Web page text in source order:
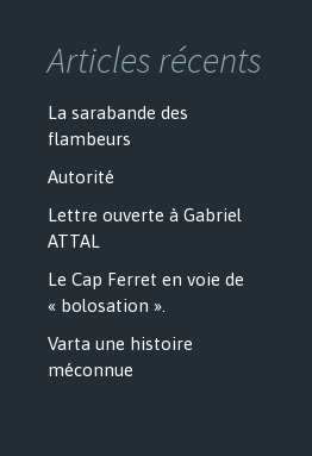
Articles récents
La sarabande des
flambeurs
Autorité
Lettre ouverte à Gabriel
ATTAL
Le Cap Ferret en voie de
« bolosation ».
Varta une histoire
méconnue